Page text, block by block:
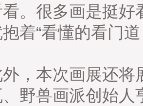
。很多画是挺
着“看懂的看门
本次画展还将
野兽画派创始人